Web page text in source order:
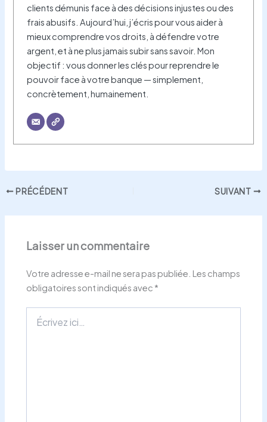
clients démunis face à des décisions injustes ou des
frais abusifs. Aujourd’hui, j’écris pour vous aider à
mieux comprendre vos droits, à défendre votre
argent, et à ne plus jamais subir sans savoir. Mon
objectif : vous donner les clés pour reprendre le
pouvoir face à votre banque — simplement,
concrètement, humainement.
PRÉCÉDENT SUIVANT
Laisser un commentaire
Votre adresse e-mail ne sera pas publiée. Les champs
obligatoires sont indiqués avec *
ici…